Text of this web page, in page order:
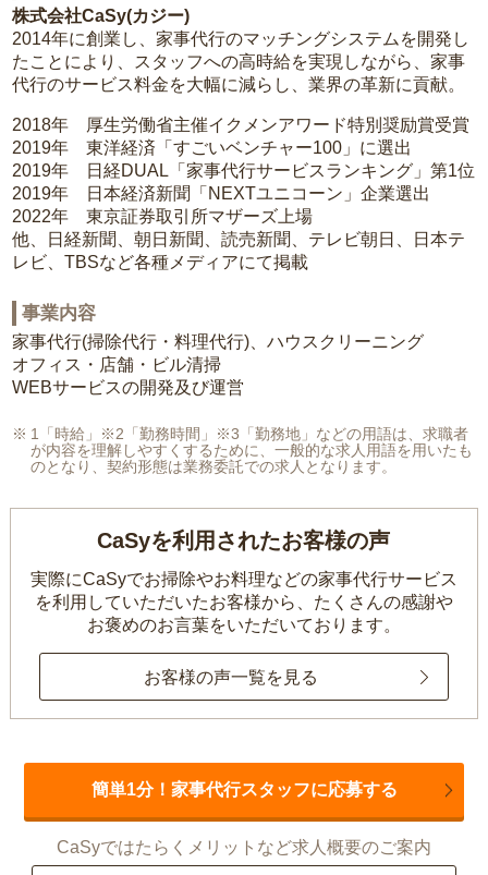
株式会社CaSy(カジー)
2014年に創業し、家事代行のマッチングシステムを開発し
たことにより、スタッフへの高時給を実現しながら、家事
代行のサービス料金を大幅に減らし、業界の革新に貢献。
2018年 厚生労働省主催イクメンアワード特別奨励賞受賞
2019年 東洋経済「すごいベンチャー100」に選出
2019年 日経DUAL「家事代行サービスランキング」第1位
2019年 日本経済新聞「NEXTユニコーン」企業選出
2022年 東京証券取引所マザーズ上場
他、日経新聞、朝日新聞、読売新聞、テレビ朝日、日本テ
レビ、TBSなど各種メディアにて掲載
事業内容
家事代行(掃除代行・料理代行)、ハウスクリーニング
オフィス・店舗・ビル清掃
WEBサービスの開発及び運営
1「時給」※2「勤務時間」※3「勤務地」などの用語は、求職者
が内容を理解しやすくするために、一般的な求人用語を用いたも
のとなり、契約形態は業務委託での求人となります。
CaSyを利用されたお客様の声
実際にCaSyでお掃除やお料理などの家事代行サービス
を利用していただいたお客様から、 たくさんの感謝や
お褒めのお言葉をいただいております。
お客様の声一覧を見る
簡単1分！家事代行スタッフに応募する
CaSyではたらくメリットなど求人概要のご案内